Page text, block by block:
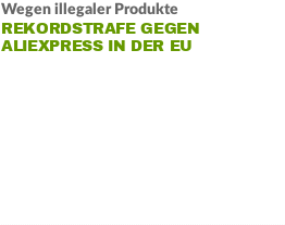
Wegen illegaler Produkte
REKORDSTRAFE GEGEN
ALIEXPRESS IN DER EU